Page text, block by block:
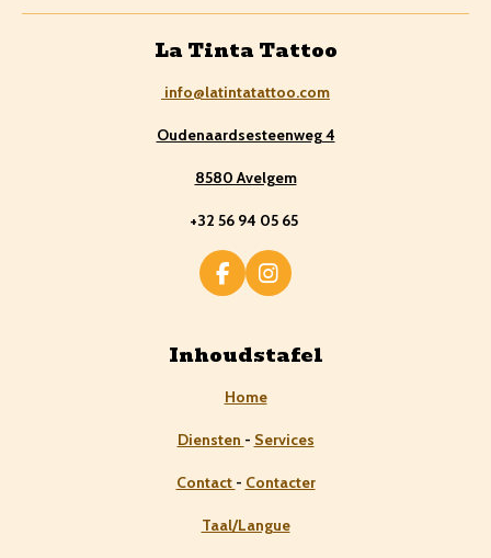
La Tinta Tattoo
info@latintatattoo.com
Oudenaardsesteenweg 4
8580 Avelgem
+32 56 94 05 65
F
a
b
o
I
n
t
a
r
m
Inhoudstafel
Home
Diensten - Services
Contact - Contacter
Taal/Langue